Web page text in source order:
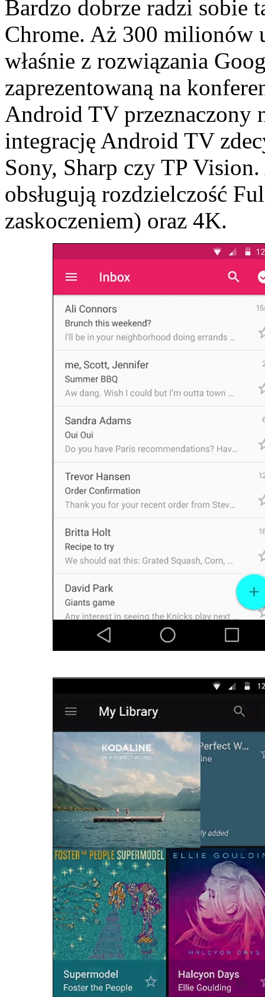
Bardzo dobrze radzi sobie
Chrome. Aż 300
właśnie z rozwiązania
zaprezentowaną na
Android TV
integrację Android TV
Sony, Sharp czy TP
obsługują rozdzielczość
zaskoczeniem) oraz 4K.